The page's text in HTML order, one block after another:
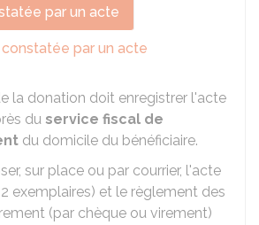
par un acte
par un acte
la donation doit enregistrer l'acte
du service fiscal de
du domicile du bénéficiaire.
sur place ou par courrier, l'acte
exemplaires) et le règlement des
(par chèque ou virement)